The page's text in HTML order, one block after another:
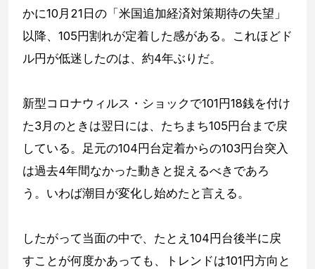
かに10月21日の「米国追加経済対策期待の失望」
以降、105円割れが定着した感がある。これほどド
ル円が低迷したのは、約4年ぶりだ。
新型コロナウィルス・ショックで101円18銭を付け
た3月のときは翌日には、たちまち105円台まで戻
している。足元の104円台定着からの103円台突入
は過去4年間なかった動きと捉えるべきであろ
う。いわば潮目が変化し始めたと言える。
したがって当面の中で、たとえ104円台後半に戻
すことが何度かあっても、トレンドは101円方向と